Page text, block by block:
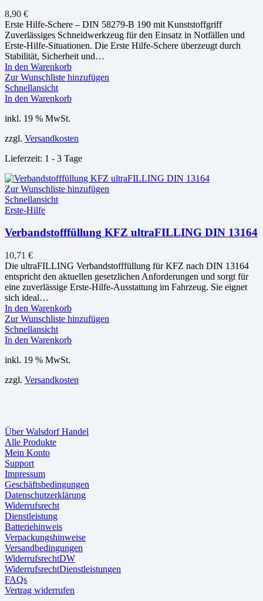
8,90 €
Erste Hilfe-Schere – DIN 58279-B 190 mit Kunststoffgriff
Zuverlässiges Schneidwerkzeug für den Einsatz in Notfällen und
Erste-Hilfe-Situationen. Die Erste Hilfe-Schere überzeugt durch
Stabilität, Sicherheit und…
In den Warenkorb
Zur Wunschliste hinzufügen
Schnellansicht
In den Warenkorb
inkl. 19 % MwSt.
zzgl. Versandkosten
Lieferzeit: 1 - 3 Tage
Zur Wunschliste hinzufügen
Schnellansicht
Erste-Hilfe
Verbandstofffüllung KFZ ultraFILLING DIN 13164
10,71 €
Die ultraFILLING Verbandstofffüllung für KFZ nach DIN 13164
entspricht den aktuellen gesetzlichen Anforderungen und sorgt für
eine zuverlässige Erste-Hilfe-Ausstattung im Fahrzeug. Sie eignet
sich ideal…
In den Warenkorb
Zur Wunschliste hinzufügen
Schnellansicht
In den Warenkorb
inkl. 19 % MwSt.
zzgl. Versandkosten
Über Walsdorf Handel
Alle Produkte
Mein Konto
Support
Impressum
Geschäftsbedingungen
Datenschutzerklärung
Widerrufsrecht
Dienstleistung
Batteriehinweis
Verpackungshinweise
Versandbedingungen
WiderrufsrechtDW
WiderrufsrechtDienstleistungen
FAQs
Vertrag widerrufen